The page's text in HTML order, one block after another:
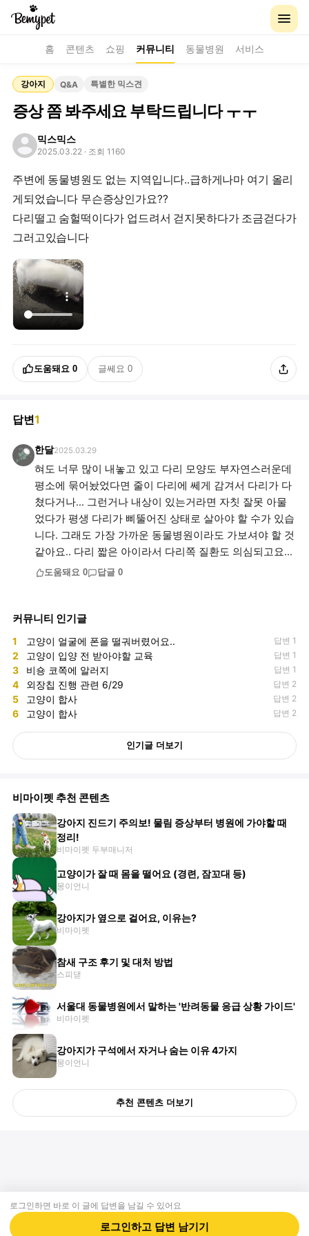
홈 콘텐츠 쇼핑 커뮤니티 동물병원 서비스
강아지 Q&A 특별한 믹스견
증상 쫌 봐주세요 부탁드립니다 ㅜㅜ
믹스믹스
2025.03.22 · 조회 1160
주변에 동물병원도 없는 지역입니다..급하게나마 여기 올리
게되었습니다 무슨증상인가요??
다리떨고 숨헐떡이다가 업드려서 걷지못하다가 조금걷다가
그러고있습니다
도움돼요 0 글쎄요 0
답변1
한달2025.03.29
혀도 너무 많이 내놓고 있고 다리 모양도 부자연스러운데
평소에 묶어놨었다면 줄이 다리에 쎄게 감겨서 다리가 다
쳤다거나... 그런거나 내상이 있는거라면 자칫 잘못 아물
었다가 평생 다리가 삐뚤어진 상태로 살아야 할 수가 있습
니다. 그래도 가장 가까운 동물병원이라도 가보셔야 할 것
같아요.. 다리 짧은 아이라서 다리쪽 질환도 의심되고요...
도움돼요 0 답글 0
커뮤니티 인기글
1 고양이 얼굴에 폰을 떨궈버렸어요.. 답변 1
2 고양이 입양 전 받아야할 교육 답변 1
3 비숑 코쪽에 알러지 답변 1
4 외장칩 진행 관련 6/29 답변 2
5 고양이 합사 답변 2
6 고양이 합사 답변 2
인기글 더보기
비마이펫 추천 콘텐츠
강아지 진드기 주의보! 물림 증상부터 병원에 가야할 때
정리!
비마이펫 두부매니저
고양이가 잘 때 몸을 떨어요 (경련, 잠꼬대 등)
몽이언니
강아지가 옆으로 걸어요, 이유는?
비마이펫
참새 구조 후기 및 대처 방법
스피댇
서울대 동물병원에서 말하는 '반려동물 응급 상황 가이드'
비마이펫
강아지가 구석에서 자거나 숨는 이유 4가지
몽이언니
추천 콘텐츠 더보기
로그인하면 바로 이 글에 답변 을 남길 수 있어요
로그인하고 답변 남기기